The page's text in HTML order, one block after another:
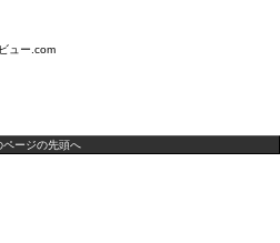
ュー.com
ページの先頭へ